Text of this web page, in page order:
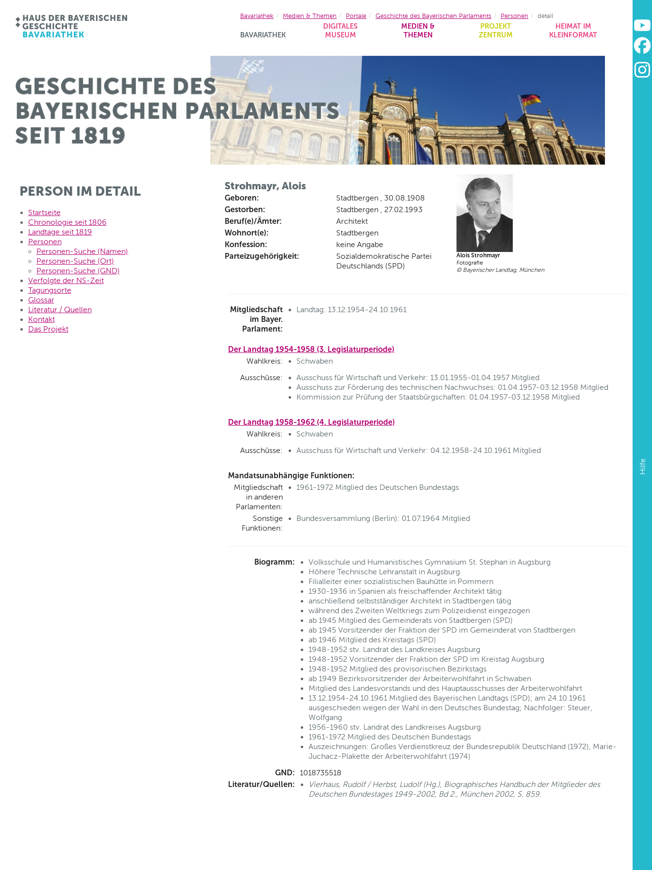
BAVARIATHEK
DIGITALES
MUSEUM
MEDIEN &
THEMEN
PROJEKT
ZENTRUM
HEIMAT IM
KLEINFORMAT
Hilfe
Bavariathek Medien & Themen Portale Geschichte des Bayerischen Parlaments Personen detail
PERSON IM DETAIL
Startseite
Chronologie seit 1806
Landtage seit 1819
Personen
Personen-Suche (Namen)
Personen-Suche (Ort)
Personen-Suche (GND)
Verfolgte der NS-Zeit
Tagungsorte
Glossar
Literatur / Quellen
Kontakt
Das Projekt
Strohmayr, Alois
Geboren: Stadtbergen , 30.08.1908
Gestorben: Stadtbergen , 27.02.1993
Beruf(e)/Ämter: Architekt
Wohnort(e): Stadtbergen
Konfession: keine Angabe
Parteizugehörigkeit:
Sozialdemokratische Partei
Deutschlands (SPD)
Alois Strohmayr
Fotografie
© Bayerischer Landtag, München
Mitgliedschaft
im Bayer.
Parlament:
Landtag: 13.12.1954-24.10.1961
Der Landtag 1954-1958 (3. Legislaturperiode)
Wahlkreis:
Schwaben
Ausschüsse:
Ausschuss für Wirtschaft und Verkehr: 13.01.1955-01.04.1957 Mitglied
Ausschuss zur Förderung des technischen Nachwuchses: 01.04.1957-03.12.1958 Mitglied
Kommission zur Prüfung der Staatsbürgschaften: 01.04.1957-03.12.1958 Mitglied
Der Landtag 1958-1962 (4. Legislaturperiode)
Wahlkreis:
Schwaben
Ausschüsse:
Ausschuss für Wirtschaft und Verkehr: 04.12.1958-24.10.1961 Mitglied
Mandatsunabhängige Funktionen:
Mitgliedschaft
in anderen
Parlamenten:
1961-1972 Mitglied des Deutschen Bundestags
Sonstige
Funktionen:
Bundesversammlung (Berlin): 01.07.1964 Mitglied
Biogramm:
Volksschule und Humanistisches Gymnasium St. Stephan in Augsburg
Höhere Technische Lehranstalt in Augsburg
Filialleiter einer sozialistischen Bauhütte in Pommern
1930-1936 in Spanien als freischaffender Architekt tätig
anschließend selbstständiger Architekt in Stadtbergen tätig
während des Zweiten Weltkriegs zum Polizeidienst eingezogen
ab 1945 Mitglied des Gemeinderats von Stadtbergen (SPD)
ab 1945 Vorsitzender der Fraktion der SPD im Gemeinderat von Stadtbergen
ab 1946 Mitglied des Kreistags (SPD)
1948-1952 stv. Landrat des Landkreises Augsburg
1948-1952 Vorsitzender der Fraktion der SPD im Kreistag Augsburg
1948-1952 Mitglied des provisorischen Bezirkstags
ab 1949 Bezirksvorsitzender der Arbeiterwohlfahrt in Schwaben
Mitglied des Landesvorstands und des Hauptausschusses der Arbeiterwohlfahrt
13.12.1954-24.10.1961 Mitglied des Bayerischen Landtags (SPD); am 24.10.1961
ausgeschieden wegen der Wahl in den Deutsches Bundestag; Nachfolger: Steuer,
Wolfgang
1956-1960 stv. Landrat des Landkreises Augsburg
1961-1972 Mitglied des Deutschen Bundestags
Auszeichnungen: Großes Verdienstkreuz der Bundesrepublik Deutschland (1972), Marie-
Juchacz-Plakette der Arbeiterwohlfahrt (1974)
GND: 1018735518
Literatur/Quellen:
Vierhaus, Rudolf / Herbst, Ludolf (Hg.), Biographisches Handbuch der Mitglieder des
Deutschen Bundestages 1949-2002, Bd 2., München 2002, S. 859.